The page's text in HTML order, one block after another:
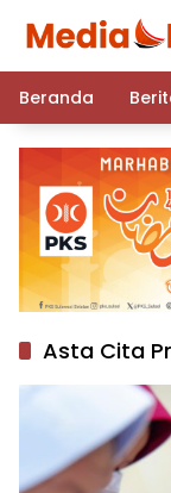
Beranda
Asta Cita